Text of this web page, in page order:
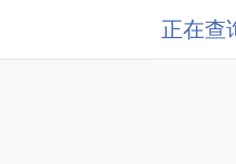
正在查